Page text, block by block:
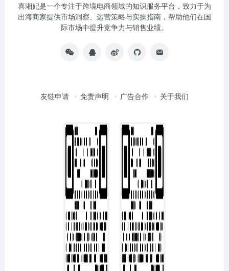
喜湘妃是一个专注于跨境电商领域的知识服务平台，致力于为
出海商家提供市场洞察、运营策略与实操指南，帮助他们在国
际市场中提升竞争力与销售业绩。
友链申请 免责声明 广告合作 关于我们